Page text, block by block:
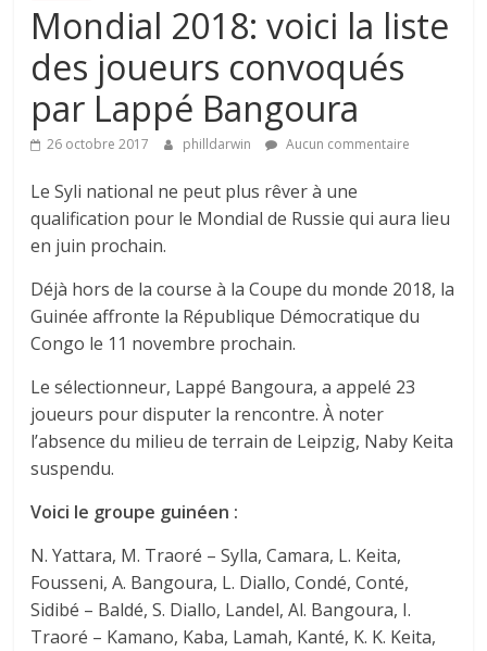
Mondial 2018: voici la liste
des joueurs convoqués
par Lappé Bangoura
26 octobre 2017 philldarwin Aucun commentaire
Le Syli national ne peut plus rêver à une
qualification pour le Mondial de Russie qui aura lieu
en juin prochain.
Déjà hors de la course à la Coupe du monde 2018, la
Guinée affronte la République Démocratique du
Congo le 11 novembre prochain.
Le sélectionneur, Lappé Bangoura, a appelé 23
joueurs pour disputer la rencontre. À noter
l’absence du milieu de terrain de Leipzig, Naby Keita
suspendu.
Voici le groupe guinéen :
N. Yattara, M. Traoré – Sylla, Camara, L. Keita,
Fousseni, A. Bangoura, L. Diallo, Condé, Conté,
Sidibé – Baldé, S. Diallo, Landel, Al. Bangoura, I.
Traoré – Kamano, Kaba, Lamah, Kanté, K. K. Keita,